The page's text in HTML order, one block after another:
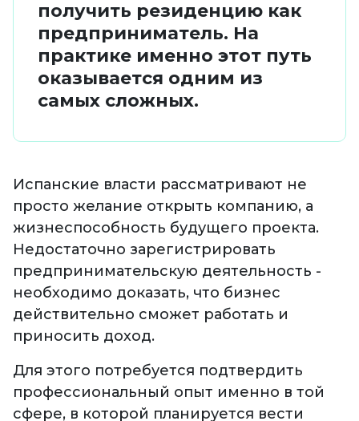
получить резиденцию как
предприниматель. На
практике именно этот путь
оказывается одним из
самых сложных.
Испанские власти рассматривают не
просто желание открыть компанию, а
жизнеспособность будущего проекта.
Недостаточно зарегистрировать
предпринимательскую деятельность -
необходимо доказать, что бизнес
действительно сможет работать и
приносить доход.
Для этого потребуется подтвердить
профессиональный опыт именно в той
сфере, в которой планируется вести